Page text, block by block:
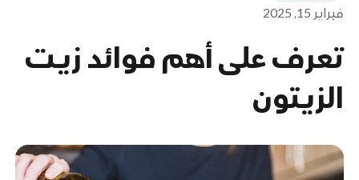
فبراير 15, 2025
تعرف على أهم فوائد زيت
الزيتون